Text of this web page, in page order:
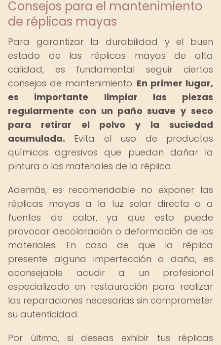
Consejos para el mantenimiento
de réplicas mayas
Para garantizar la durabilidad y el buen
estado de las réplicas mayas de alta
calidad, es fundamental seguir ciertos
consejos de mantenimiento. En primer lugar,
es importante limpiar las piezas
regularmente con un paño suave y seco
para retirar el polvo y la suciedad
acumulada. Evita el uso de productos
químicos agresivos que puedan dañar la
pintura o los materiales de la réplica.
Además, es recomendable no exponer las
réplicas mayas a la luz solar directa o a
fuentes de calor, ya que esto puede
provocar decoloración o deformación de los
materiales. En caso de que la réplica
presente alguna imperfección o daño, es
aconsejable acudir a un profesional
especializado en restauración para realizar
las reparaciones necesarias sin comprometer
su autenticidad.
Por último, si deseas exhibir tus réplicas